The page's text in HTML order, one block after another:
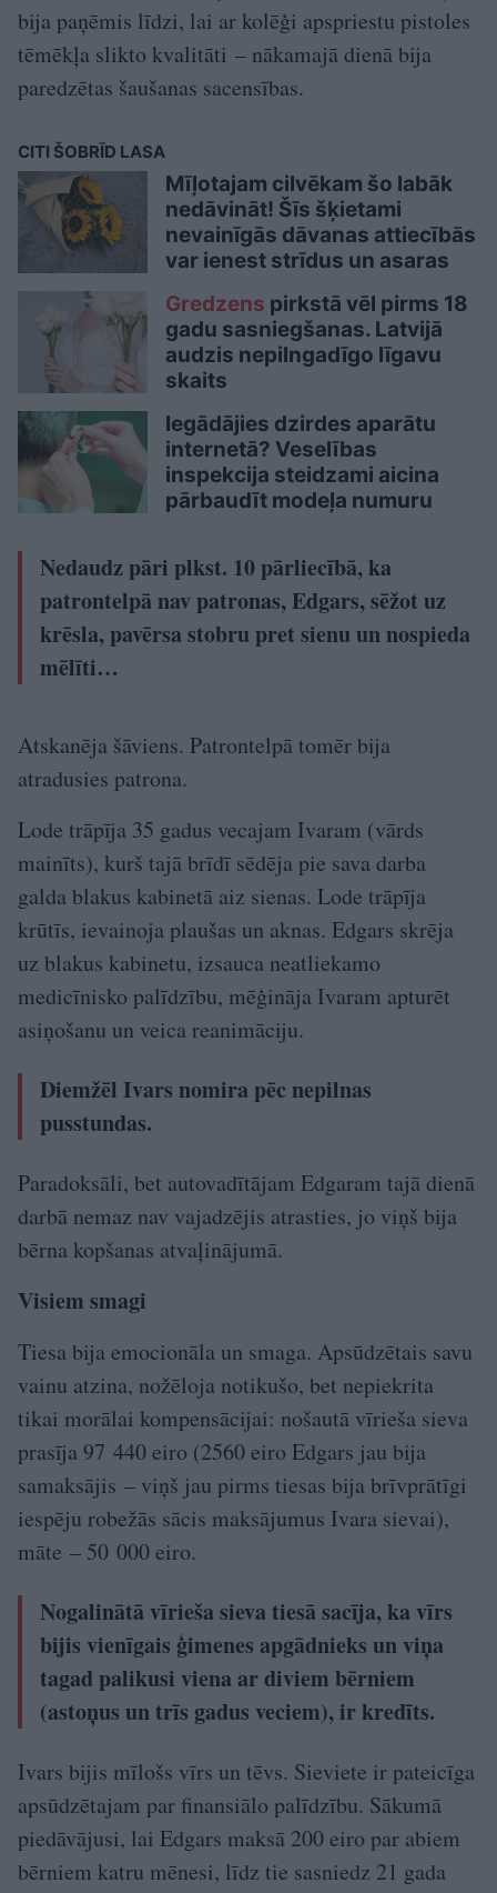
bija paņēmis līdzi, lai ar kolēģi apspriestu pistoles
tēmēkļa slikto kvalitāti – nākamajā dienā bija
paredzētas šaušanas sacensības.
CITI ŠOBRĪD LASA
Mīļotajam cilvēkam šo labāk
nedāvināt! Šīs šķietami
nevainīgās dāvanas attiecībās
var ienest strīdus un asaras
Gredzens pirkstā vēl pirms 18
gadu sasniegšanas. Latvijā
audzis nepilngadīgo līgavu
skaits
Iegādājies dzirdes aparātu
internetā? Veselības
inspekcija steidzami aicina
pārbaudīt modeļa numuru
Nedaudz pāri plkst. 10 pārliecībā, ka
patrontelpā nav patronas, Edgars, sēžot uz
krēsla, pavērsa stobru pret sienu un nospieda
mēlīti…
Atskanēja šāviens. Patrontelpā tomēr bija
atradusies patrona.
Lode trāpīja 35 gadus vecajam Ivaram (vārds
mainīts), kurš tajā brīdī sēdēja pie sava darba
galda blakus kabinetā aiz sienas. Lode trāpīja
krūtīs, ievainoja plaušas un aknas. Edgars skrēja
uz blakus kabinetu, izsauca neatliekamo
medicīnisko palīdzību, mēģināja Ivaram apturēt
asiņošanu un veica reanimāciju.
Diemžēl Ivars nomira pēc nepilnas
pusstundas.
Paradoksāli, bet autovadītājam Edgaram tajā dienā
darbā nemaz nav vajadzējis atrasties, jo viņš bija
bērna kopšanas atvaļinājumā.
Visiem smagi
Tiesa bija emocionāla un smaga. Apsūdzētais savu
vainu atzina, nožēloja notikušo, bet nepiekrita
tikai morālai kompensācijai: nošautā vīrieša sieva
prasīja 97 440 eiro (2560 eiro Edgars jau bija
samaksājis – viņš jau pirms tiesas bija brīvprātīgi
iespēju robežās sācis maksājumus Ivara sievai),
māte – 50 000 eiro.
Nogalinātā vīrieša sieva tiesā sacīja, ka vīrs
bijis vienīgais ģimenes apgādnieks un viņa
tagad palikusi viena ar diviem bērniem
(astoņus un trīs gadus veciem), ir kredīts.
Ivars bijis mīlošs vīrs un tēvs. Sieviete ir pateicīga
apsūdzētajam par finansiālo palīdzību. Sākumā
piedāvājusi, lai Edgars maksā 200 eiro par abiem
bērniem katru mēnesi, līdz tie sasniedz 21 gada